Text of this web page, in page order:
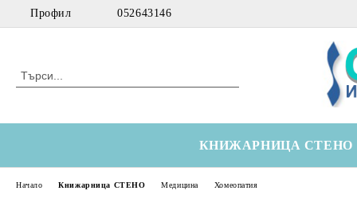
Профил 052643146
КНИЖАРНИЦА СТЕНО
Начало Книжарница СТЕНО Медицина Хомеопатия